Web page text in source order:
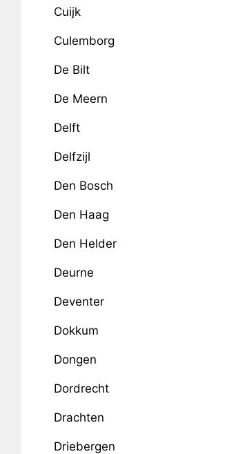
Cuijk
Culemborg
De Bilt
De Meern
Delft
Delfzijl
Den Bosch
Den Haag
Den Helder
Deurne
Deventer
Dokkum
Dongen
Dordrecht
Drachten
Driebergen